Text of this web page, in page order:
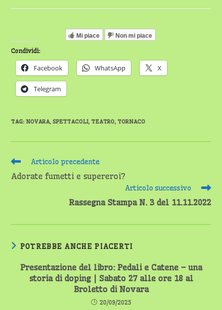
dell'articolo:
lettura:
Mi piace Non mi piace
Condividi:
Facebook WhatsApp X
Telegram
TAG:NOVARA, SPETTACOLI, TEATRO, TORNACO
Leggi
articoli
Articolo precedente
Adorate fumetti e supereroi?
Articolo successivo
Rassegna Stampa N. 3 del 11.11.2022
POTREBBE ANCHE PIACERTI
Presentazione del libro: Pedali e Catene – una
storia di doping | Sabato 27 alle ore 18 al
Broletto di Novara
20/09/2025